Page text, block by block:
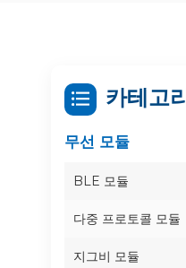
카테고리
무선 모듈
BLE 모듈
다중 프로토콜 모듈
지그비 모듈